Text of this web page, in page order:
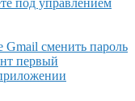
Gmail сменить пароль
первый